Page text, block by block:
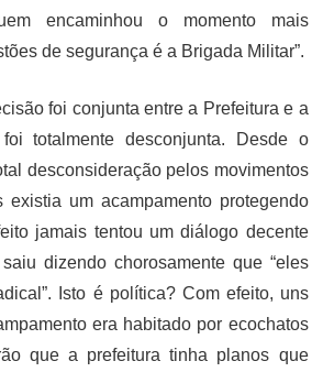
encaminhou o momento mais
de segurança é a Brigada Militar”.
foi conjunta entre a Prefeitura e a
totalmente desconjunta. Desde o
desconsideração pelos movimentos
um acampamento protegendo
jamais tentou um diálogo decente
dizendo chorosamente que “eles
Isto é política? Com efeito, uns
era habitado por ecochatos
que a prefeitura tinha planos que